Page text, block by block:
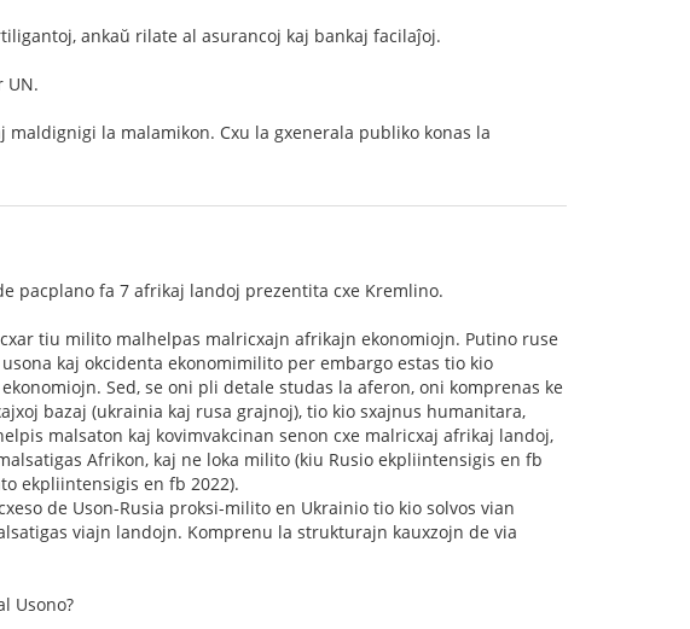
ankaŭ rilate al asurancoj kaj bankaj facilaĵoj.
UN.
la malamikon. Cxu la gxenerala publiko konas la
pacplano fa 7 afrikaj landoj prezentita cxe Kremlino.
tiu milito malhelpas malricxajn afrikajn ekonomiojn. Putino ruse
kaj okcidenta ekonomimilito per embargo estas tio kio
Sed, se oni pli detale studas la aferon, oni komprenas ke
bazaj (ukrainia kaj rusa grajnoj), tio kio sxajnus humanitara,
malsaton kaj kovimvakcinan senon cxe malricxaj afrikaj landoj,
Afrikon, kaj ne loka milito (kiu Rusio ekpliintensigis en fb
ekpliintensigis en fb 2022).
de Uson-Rusia proksi-milito en Ukrainio tio kio solvos vian
viajn landojn. Komprenu la strukturajn kauxzojn de via
Usono?